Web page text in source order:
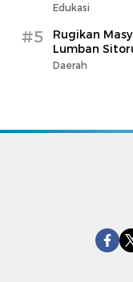
Edukasi
#5
Rugikan
Lumban
Daerah